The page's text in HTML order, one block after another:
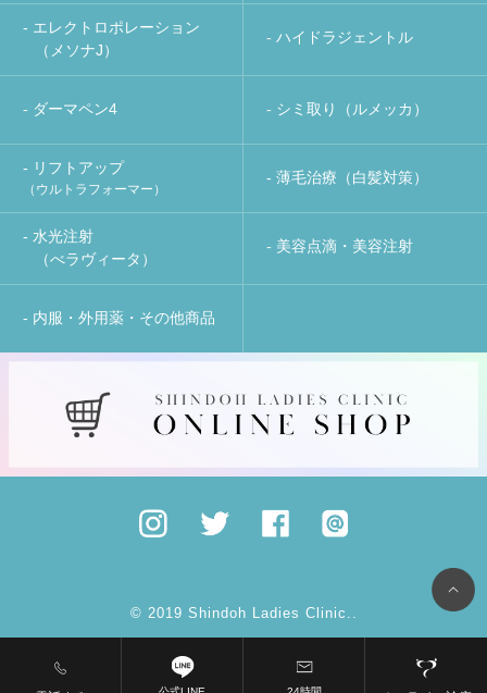
- エレクトロポレーション
（メソナJ）
- ハイドラジェントル
- ダーマペン4 - シミ取り（ルメッカ）
- リフトアップ
（ウルトラフォーマー）
- 薄毛治療（白髪対策）
- 水光注射
（べラヴィータ）
- 美容点滴・美容注射
- 内服・外用薬・その他商品
© 2019 Shindoh Ladies Clinic..